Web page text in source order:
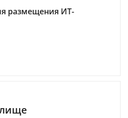
размещения ИТ-